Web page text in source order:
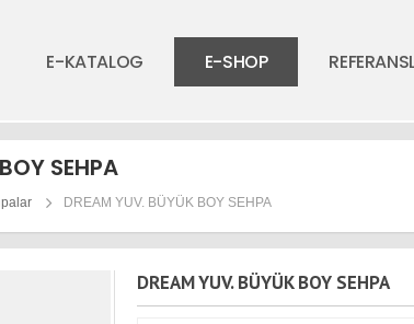
E-KATALOG E-SHOP
SEHPA
DREAM YUV. BÜYÜK BOY SEHPA
DREAM YUV. BÜYÜK BOY SEHPA